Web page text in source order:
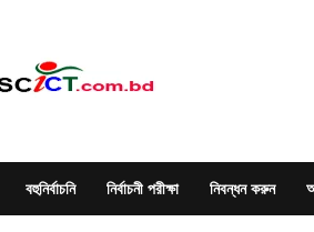
বহুনির্বাচনি নির্বাচনী পরীক্ষা নিবন্ধন করুন